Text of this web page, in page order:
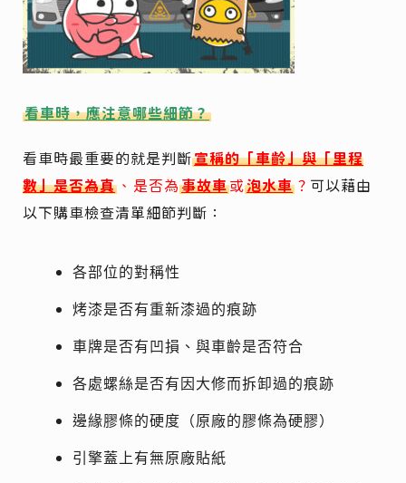
看車時，應注意哪些細節？
看車時最重要的就是判斷宣稱的「車齡」與「里程
數」是否為真 、是否為事故車或泡水車 ？ 可以藉由
以下購車檢查清單細節判斷：
各部位的對稱性
烤漆是否有重新漆過的痕跡
車牌是否有凹損、與車齡是否符合
各處螺絲是否有因大修而拆卸過的痕跡
邊緣膠條的硬度（原廠的膠條為硬膠）
引擎蓋上有無原廠貼紙